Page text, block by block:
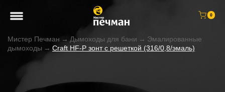
0
Мистер Печман → Дымоходы для бани → Эмалированные
дымоходы → Craft HF-P зонт с решеткой (316/0,8/эмаль)